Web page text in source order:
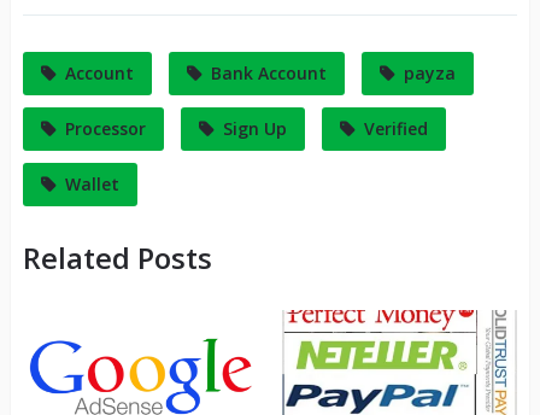
Account Bank Account payza
Processor Sign Up Verified
Wallet
Related Posts